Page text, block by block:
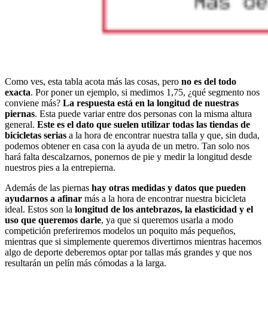
Como ves, esta tabla acota más las cosas, pero no es del todo
exacta. Por poner un ejemplo, si medimos 1,75, ¿qué segmento nos
conviene más? La respuesta está en la longitud de nuestras
piernas. Esta puede variar entre dos personas con la misma altura
general. Este es el dato que suelen utilizar todas las tiendas de
bicicletas serias a la hora de encontrar nuestra talla y que, sin duda,
podemos obtener en casa con la ayuda de un metro. Tan solo nos
hará falta descalzarnos, ponernos de pie y medir la longitud desde
nuestros pies a la entrepierna.
Además de las piernas hay otras medidas y datos que pueden
ayudarnos a afinar más a la hora de encontrar nuestra bicicleta
ideal. Estos son la longitud de los antebrazos, la elasticidad y el
uso que queremos darle, ya que si queremos usarla a modo
competición preferiremos modelos un poquito más pequeños,
mientras que si simplemente queremos divertirnos mientras hacemos
algo de deporte deberemos optar por tallas más grandes y que nos
resultarán un pelín más cómodas a la larga.